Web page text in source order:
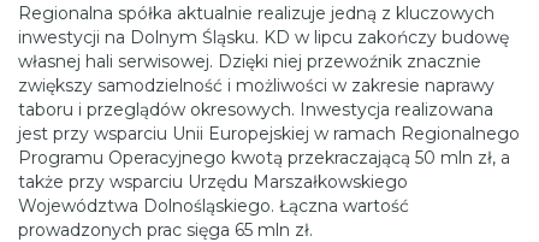
Regionalna spółka aktualnie realizuje jedną z kluczowych
inwestycji na Dolnym Śląsku. KD w lipcu zakończy budowę
własnej hali serwisowej. Dzięki niej przewoźnik znacznie
zwiększy samodzielność i możliwości w zakresie naprawy
taboru i przeglądów okresowych. Inwestycja realizowana
jest przy wsparciu Unii Europejskiej w ramach Regionalnego
Programu Operacyjnego kwotą przekraczającą 50 mln zł, a
także przy wsparciu Urzędu Marszałkowskiego
Województwa Dolnośląskiego. Łączna wartość
prowadzonych prac sięga 65 mln zł.